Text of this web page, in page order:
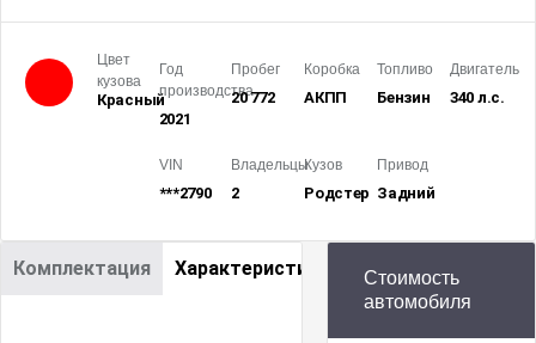
Цвет
кузова
Красный
Год
производства
2021
Пробег
20 772
Коробка
АКПП
Топливо
Бензин
Двигатель
340 л.с.
VIN
***2790
Владельцы
2
Кузов
Родстер
Привод
Задний
Комплектация Характеристики
Стоимость
автомобиля